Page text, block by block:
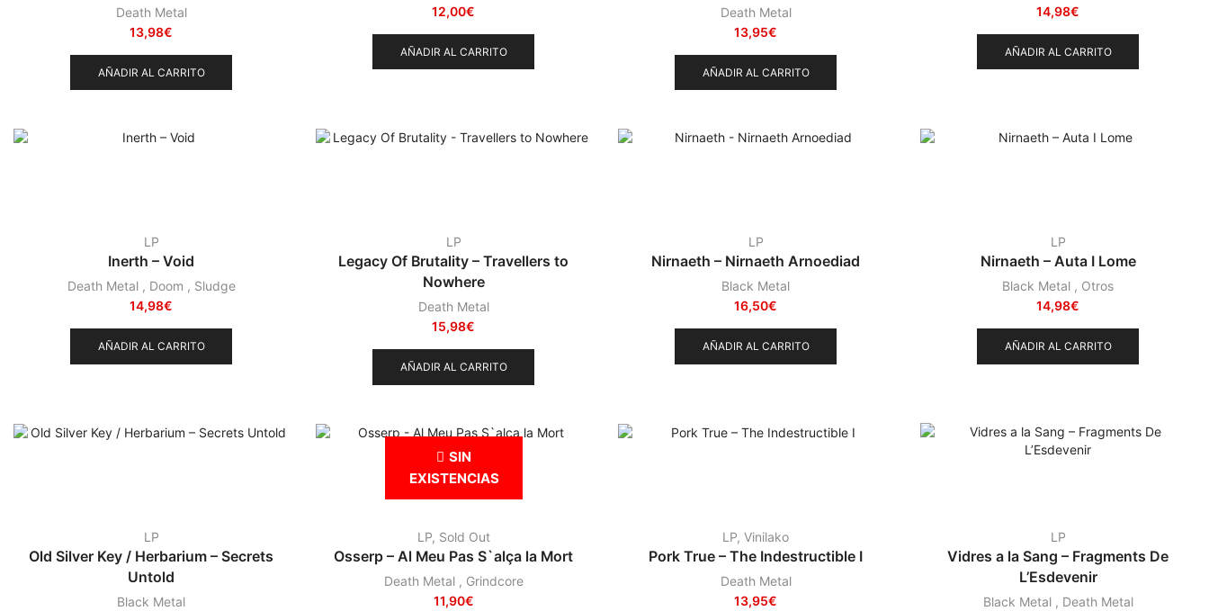
Death Metal
13,98€
AÑADIR AL CARRITO
12,00€
AÑADIR AL CARRITO
Death Metal
13,95€
AÑADIR AL CARRITO
14,98€
AÑADIR AL CARRITO
LP
Inerth – Void
Death Metal, Doom , Sludge
14,98€
AÑADIR AL CARRITO
LP
Legacy Of Brutality – Travellers to
Nowhere
Death Metal
15,98€
AÑADIR AL CARRITO
LP
Nirnaeth – Nirnaeth Arnoediad
Black Metal
16,50€
AÑADIR AL CARRITO
LP
Nirnaeth – Auta I Lome
Black Metal , Otros
14,98€
AÑADIR AL CARRITO
LP
Old Silver Key / Herbarium – Secrets
Untold
Black Metal
SIN
EXISTENCIAS
LP, Sold Out
Osserp – Al Meu Pas S`alça la Mort
Death Metal, Grindcore
11,90€
LP, Vinilako
Pork True – The Indestructible I
Death Metal
13,95€
LP
Vidres a la Sang – Fragments De
L’Esdevenir
Black Metal, Death Metal